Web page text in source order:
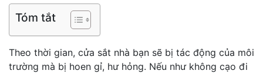
Tóm tắt
Theo thời gian, cửa sắt nhà bạn sẽ bị tác động của môi
trường mà bị hoen gỉ, hư hỏng. Nếu như không cạo đi